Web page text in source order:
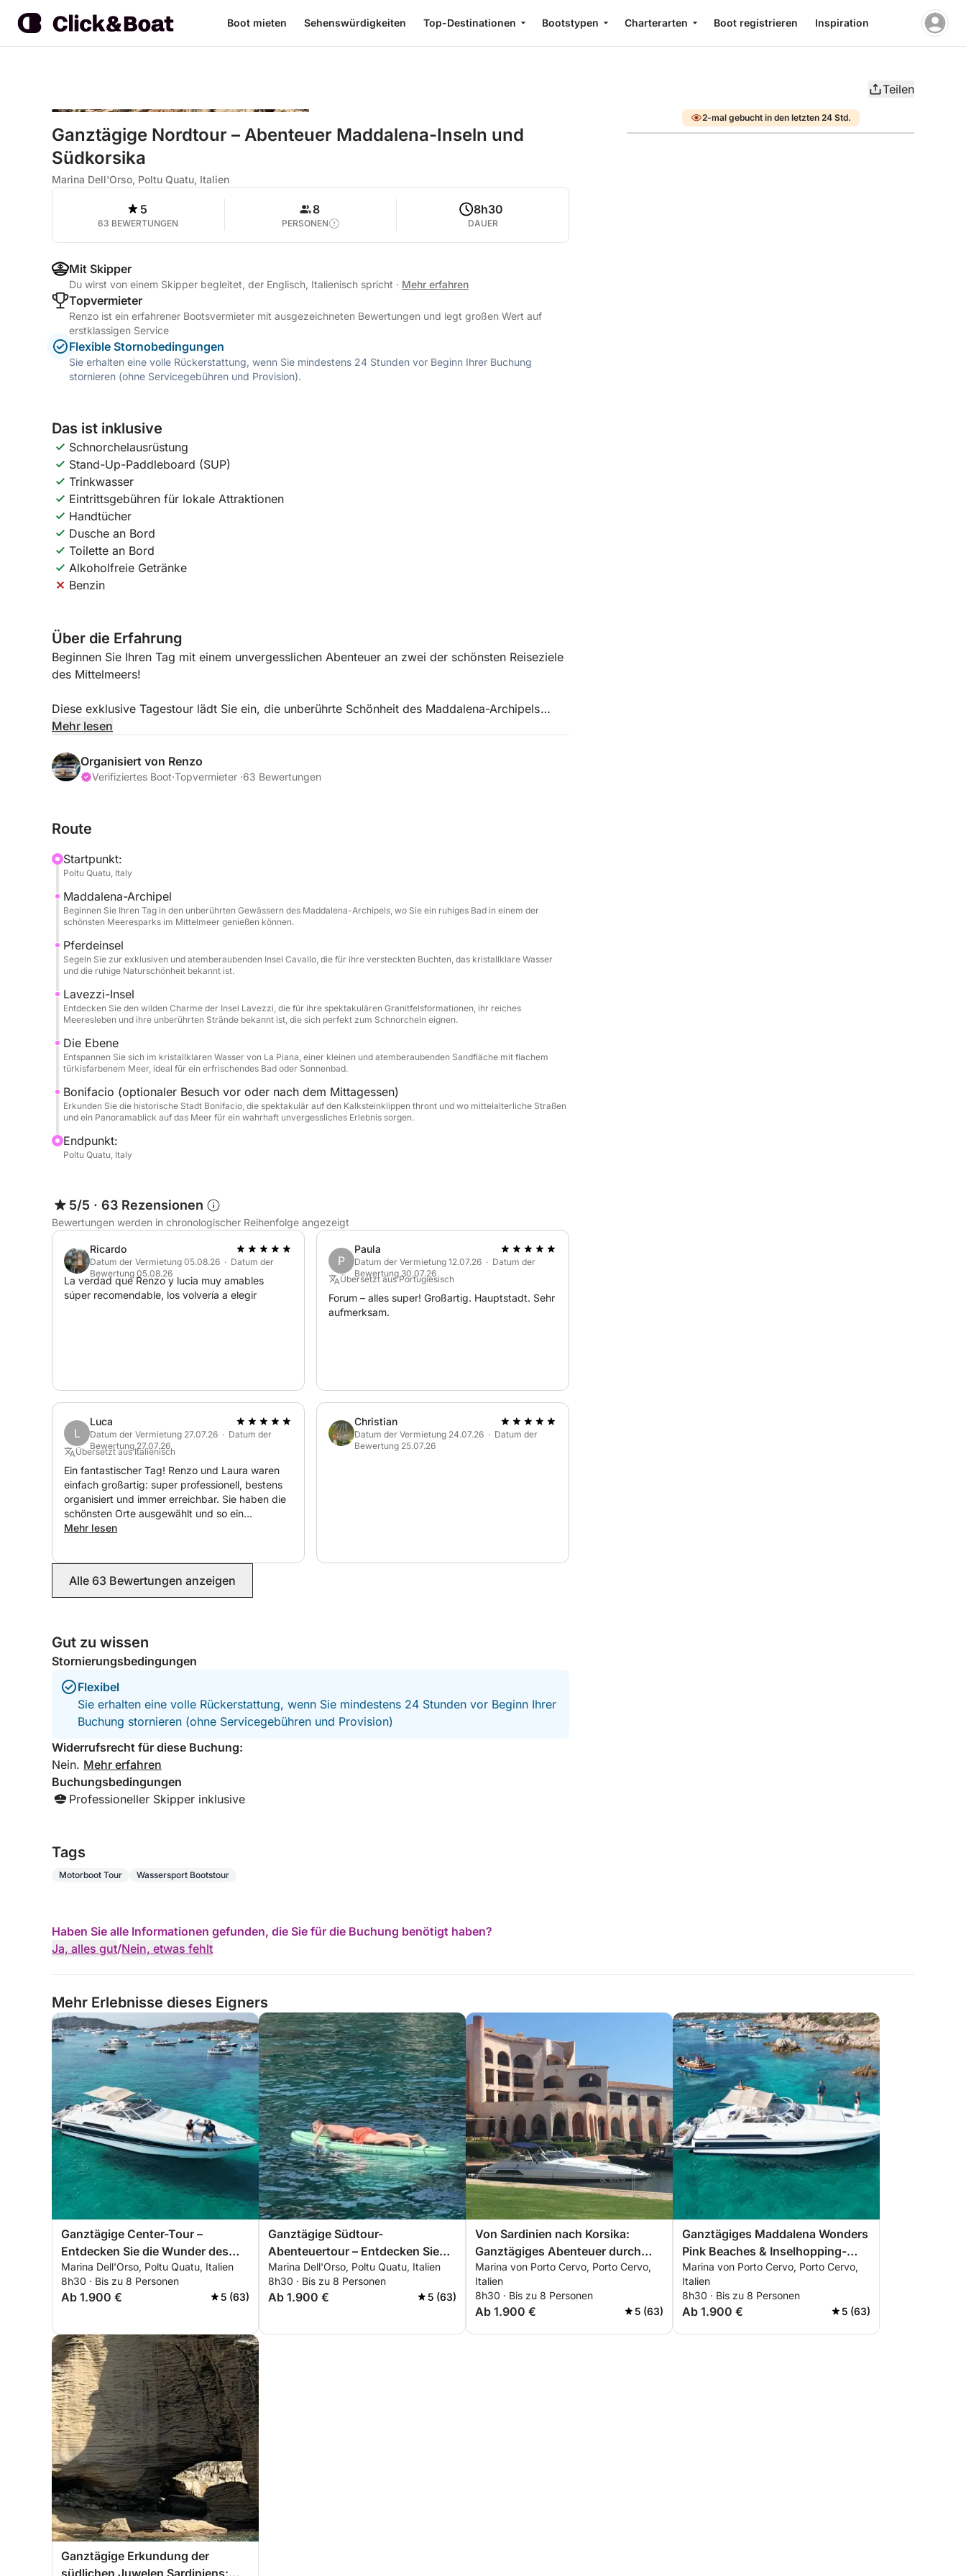
Boot mieten Sehenswürdigkeiten Top-Destinationen Bootstypen Charterarten Boot registrieren Inspiration
Teilen
Ganztägige Nordtour – Abenteuer Maddalena-Inseln und
Südkorsika
Marina Dell'Orso, Poltu Quatu, Italien
5
63 BEWERTUNGEN
8
PERSONEN
8h30
DAUER
Mit Skipper
Du wirst von einem Skipper begleitet, der Englisch, Italienisch spricht · Mehr erfahren
Topvermieter
Renzo ist ein erfahrener Bootsvermieter mit ausgezeichneten Bewertungen und legt großen Wert auf
erstklassigen Service
Flexible Stornobedingungen
Sie erhalten eine volle Rückerstattung, wenn Sie mindestens 24 Stunden vor Beginn Ihrer Buchung
stornieren (ohne Servicegebühren und Provision).
Das ist inklusive
Schnorchelausrüstung
Stand-Up-Paddleboard (SUP)
Trinkwasser
Eintrittsgebühren für lokale Attraktionen
Handtücher
Dusche an Bord
Toilette an Bord
Alkoholfreie Getränke
Benzin
Über die Erfahrung
Beginnen Sie Ihren Tag mit einem unvergesslichen Abenteuer an zwei der schönsten Reiseziele
des Mittelmeers!
Diese exklusive Tagestour lädt Sie ein, die unberührte Schönheit des Maddalena-Archipels
frühmorgens zu erkunden, wo das klare Wasser und die unberührten Landschaften am
Erfrischen Sie sich in abgelegenen Buchten, bevor wir unsere Reise Richtung Norden zu den
Unsere Route führt Sie zu den berühmten Inseln Cavallo, Lavezzi und La Piana, die jeweils eine
Schnorcheln, Schwimmen und Entspannen bieten.
Zwischen der Erkundung dieser paradiesischen Inseln haben Sie die Möglichkeit, vor oder nach
dem Mittagessen die berühmte Stadt Bonifacio zu besuchen. Schlendern Sie durch die
korsische Kultur, die diese Stadt so einzigartig macht.
purem mediterranen Glück. Mit atemberaubenden Ausblicken ist dieses Erlebnis ein absolutes
Muss für jeden Sardinien-Besucher.
Ob Sie einen ruhigen Tag auf See oder ein bisschen Abenteuer suchen – diese Tour bietet eine
wunderbare Mischung aus beidem an einem unvergesslichen Tag.
Mehr lesen
Organisiert von Renzo
Verifiziertes Boot·Topvermieter ·63 Bewertungen
Route
Startpunkt:
Poltu Quatu, Italy
Maddalena-Archipel
Beginnen Sie Ihren Tag in den unberührten Gewässern des Maddalena-Archipels, wo Sie ein ruhiges Bad in einem der
schönsten Meeresparks im Mittelmeer genießen können.
Pferdeinsel
Segeln Sie zur exklusiven und atemberaubenden Insel Cavallo, die für ihre versteckten Buchten, das kristallklare Wasser
und die ruhige Naturschönheit bekannt ist.
Lavezzi-Insel
Entdecken Sie den wilden Charme der Insel Lavezzi, die für ihre spektakulären Granitfelsformationen, ihr reiches
Meeresleben und ihre unberührten Strände bekannt ist, die sich perfekt zum Schnorcheln eignen.
Die Ebene
Entspannen Sie sich im kristallklaren Wasser von La Piana, einer kleinen und atemberaubenden Sandfläche mit flachem
türkisfarbenem Meer, ideal für ein erfrischendes Bad oder Sonnenbad.
Bonifacio (optionaler Besuch vor oder nach dem Mittagessen)
Erkunden Sie die historische Stadt Bonifacio, die spektakulär auf den Kalksteinklippen thront und wo mittelalterliche Straßen
und ein Panoramablick auf das Meer für ein wahrhaft unvergessliches Erlebnis sorgen.
Endpunkt:
Poltu Quatu, Italy
5/5 · 63 Rezensionen
Bewertungen werden in chronologischer Reihenfolge angezeigt
Ricardo
Datum der Vermietung 05.08.26 · Datum der
Bewertung 05.08.26
La verdad que Renzo y lucia muy amables
súper recomendable, los volvería a elegir
P
Paula
Datum der Vermietung 12.07.26 · Datum der
Bewertung 30.07.26
Übersetzt aus Portugiesisch
Forum – alles super! Großartig. Hauptstadt. Sehr
aufmerksam.
L
Luca
Datum der Vermietung 27.07.26 · Datum der
Bewertung 27.07.26
Übersetzt aus Italienisch
Ein fantastischer Tag! Renzo und Laura waren
einfach großartig: super professionell, bestens
organisiert und immer erreichbar. Sie haben die
schönsten Orte ausgewählt und so ein
unvergessliches Erlebnis geschaffen. Absolut
Mehr lesen
Christian
Datum der Vermietung 24.07.26 · Datum der
Bewertung 25.07.26
Alle 63 Bewertungen anzeigen
Gut zu wissen
Stornierungsbedingungen
Flexibel
Sie erhalten eine volle Rückerstattung, wenn Sie mindestens 24 Stunden vor Beginn Ihrer
Buchung stornieren (ohne Servicegebühren und Provision)
Widerrufsrecht für diese Buchung:
Nein. Mehr erfahren
Buchungsbedingungen
Professioneller Skipper inklusive
Tags
Motorboot Tour Wassersport Bootstour
Haben Sie alle Informationen gefunden, die Sie für die Buchung benötigt haben?
Ja, alles gut/Nein, etwas fehlt
2-mal gebucht in den letzten 24 Std.
Mehr Erlebnisse dieses Eigners
Ganztägige Center-Tour –
Entdecken Sie die Wunder des
Maddalena-Archipels
Marina Dell'Orso, Poltu Quatu, Italien
8h30 · Bis zu 8 Personen
Ab 1.900 € 5 (63)
Ganztägige Südtour-
Abenteuertour – Entdecken Sie
die verborgenen Schätze
Südsardiniens
Marina Dell'Orso, Poltu Quatu, Italien
8h30 · Bis zu 8 Personen
Ab 1.900 € 5 (63)
Von Sardinien nach Korsika:
Ganztägiges Abenteuer durch
Maddalena und Bonifacio
Marina von Porto Cervo, Porto Cervo,
Italien
8h30 · Bis zu 8 Personen
Ab 1.900 € 5 (63)
Ganztägiges Maddalena Wonders
Pink Beaches & Inselhopping-
Abenteuer
Marina von Porto Cervo, Porto Cervo,
Italien
8h30 · Bis zu 8 Personen
Ab 1.900 € 5 (63)
Ganztägige Erkundung der
südlichen Juwelen Sardiniens: